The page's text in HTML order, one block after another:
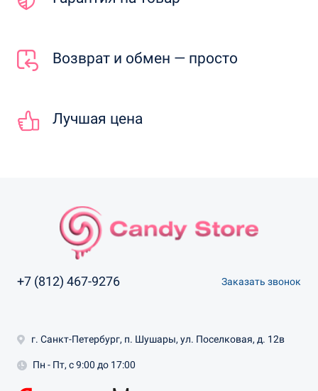
Возврат и обмен — просто
Лучшая цена
+7 (812) 467-9276 Заказать звонок
г. Санкт-Петербург, п. Шушары, ул. Поселковая, д. 12в
Пн - Пт, с 9:00 до 17:00